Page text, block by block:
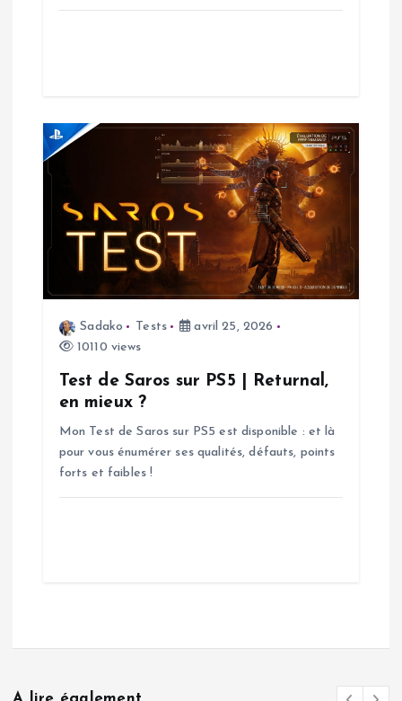
c
e
Sadako Tests
avril 25, 2026
10110 views
Test de Saros sur PS5 | Returnal,
en mieux ?
Mon Test de Saros sur PS5 est disponible : et là
pour vous énumérer ses qualités, défauts, points
forts et faibles !